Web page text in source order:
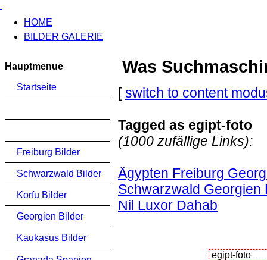
HOME
BILDER GALERIE
Hauptmenue
Startseite
Freiburg Bilder
Schwarzwald Bilder
Korfu Bilder
Georgien Bilder
Kaukasus Bilder
Was
[switch to content
Tagged as egipt-foto
(1000 zufällige Links):
Ägypten Freiburg
Schwarzwald Georgien
Nil Luxor Dahab